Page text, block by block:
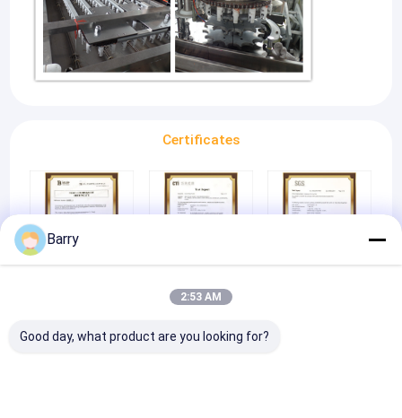
Certificates
CTI
Barry
2:53 AM
Good day, what product are you looking for?